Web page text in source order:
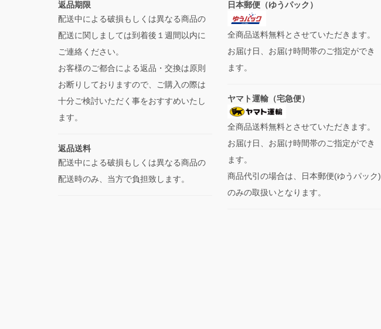
返品期限
配送中による破損もしくは異なる商品の
配送に関しましては到着後１週間以内に
ご連絡ください。
お客様のご都合による返品・交換は原則
お断りしておりますので、ご購入の際は
十分ご検討いただく事をおすすめいたし
ます。
返品送料
配送中による破損もしくは異なる商品の
配送時のみ、当方で負担致します。
日本郵便（ゆうパック）
全商品送料無料とさせていただきます。
お届け日、お届け時間帯のご指定ができ
ます。
ヤマト運輸（宅急便）
全商品送料無料とさせていただきます。
お届け日、お届け時間帯のご指定ができ
ます。
商品代引の場合は、日本郵便(ゆうパック)
のみの取扱いとなります。